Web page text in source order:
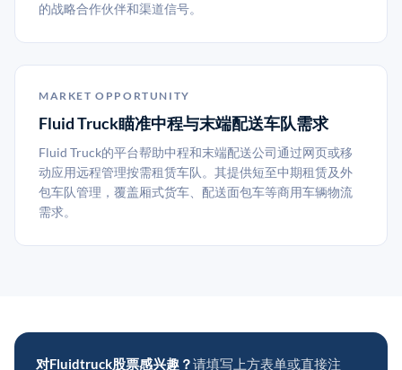
的战略合作伙伴和渠道信号。
MARKET OPPORTUNITY
Fluid Truck瞄准中程与末端配送车队需求
Fluid Truck的平台帮助中程和末端配送公司通过网页或移
动应用远程管理按需租赁车队。其提供短至中期租赁及外
包车队管理，覆盖厢式货车、配送面包车等商用车辆物流
需求。
对Fluidtruck股票感兴趣？请填写上方表单或直接注